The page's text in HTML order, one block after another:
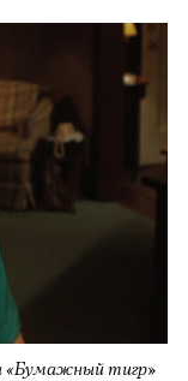
«Бумажный тигр»